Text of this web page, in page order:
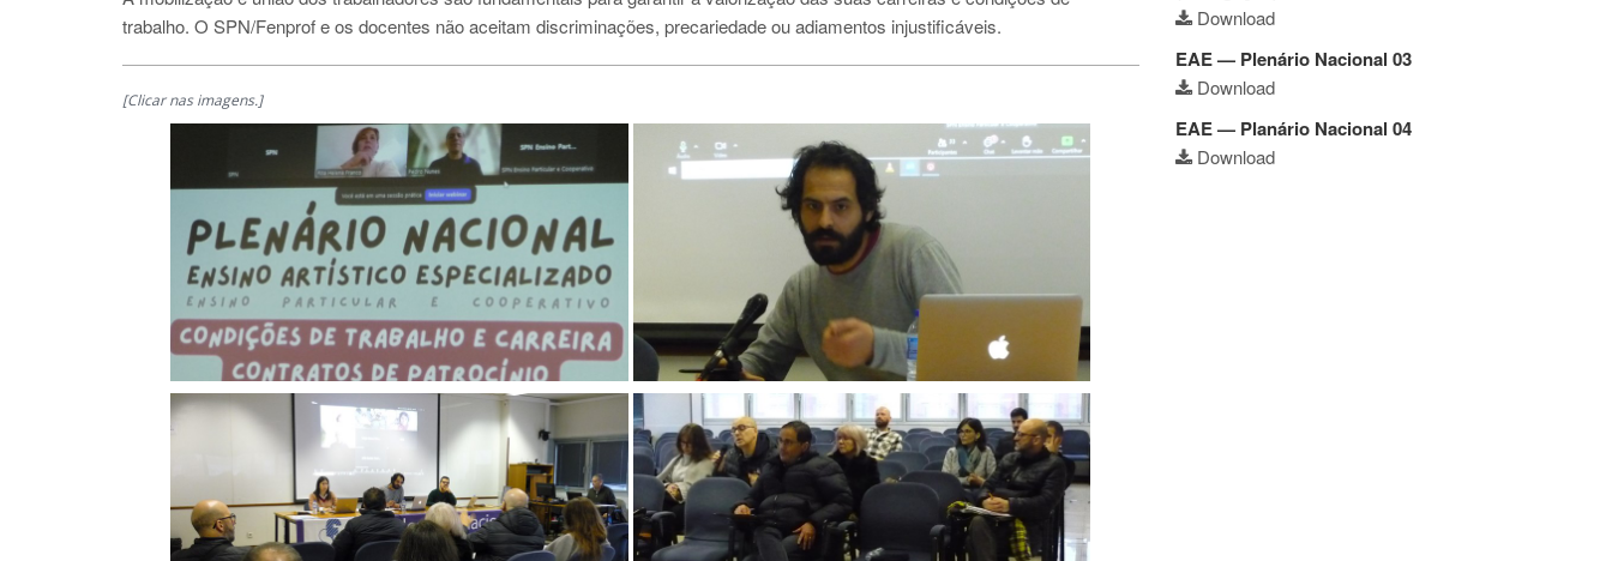
trabalho. O SPN/Fenprof e os docentes não aceitam discriminações, precariedade ou adiamentos injustificáveis.
[Clicar nas imagens.]
Download
EAE — Plenário Nacional 03
Download
EAE — Planário Nacional 04
Download